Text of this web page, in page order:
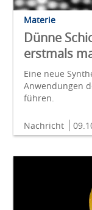
Materie
Dünne
erstmals
Eine neue
Anwendungen
führen.
Nachricht